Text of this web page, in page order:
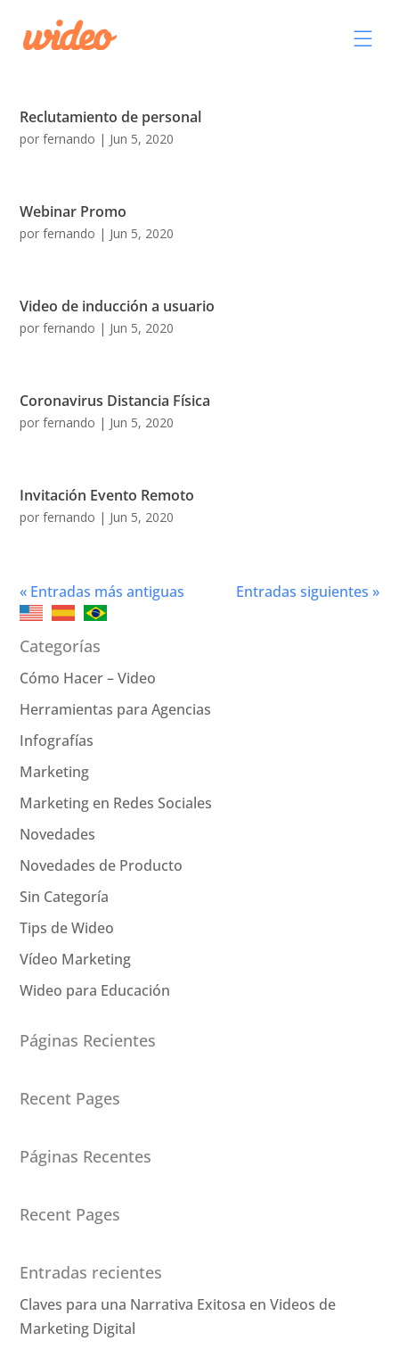
Reclutamiento de personal
porfernando | Jun 5, 2020
Webinar Promo
porfernando | Jun 5, 2020
Video de inducción a usuario
porfernando | Jun 5, 2020
Coronavirus Distancia Física
porfernando | Jun 5, 2020
Invitación Evento Remoto
porfernando | Jun 5, 2020
« Entradas más antiguas Entradas siguientes »
Categorías
Cómo Hacer – Video
Herramientas para Agencias
Infografías
Marketing
Marketing en Redes Sociales
Novedades
Novedades de Producto
Sin Categoría
Tips de Wideo
Vídeo Marketing
Wideo para Educación
Páginas Recientes
Recent Pages
Páginas Recentes
Recent Pages
Entradas recientes
Claves para una Narrativa Exitosa en Videos de
Marketing Digital